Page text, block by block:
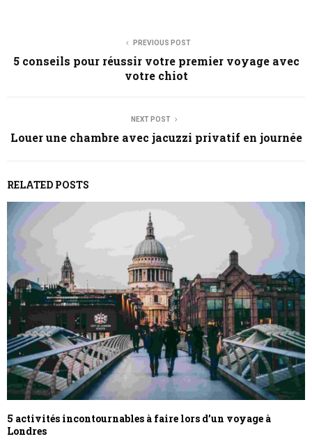
PREVIOUS POST
5 conseils pour réussir votre premier voyage avec
votre chiot
NEXT POST
Louer une chambre avec jacuzzi privatif en journée
RELATED POSTS
5 activités incontournables à faire lors d’un voyage à
Londres